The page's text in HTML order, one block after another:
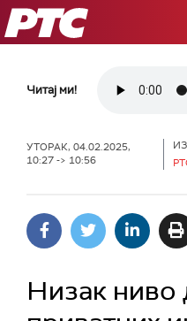
РТС
Читај ми!
УТОРАК, 04.02.2025,
10:27 -> 10:56
Низак ниво